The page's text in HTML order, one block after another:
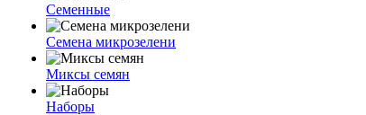
Семенные
Семена микрозелени
Миксы семян
Наборы